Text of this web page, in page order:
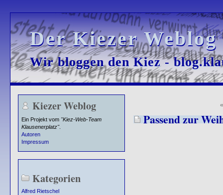
Der Kiezer
Der Kiezer
Wir bloggen den Kiez -
Wir bloggen den Kiez -
Kiezer Weblog
Ein Projekt vom "Kiez-Web-Team
Klausenerplatz".
Autoren
Impressum
Kategorien
Alfred Rietschel
Passend zur